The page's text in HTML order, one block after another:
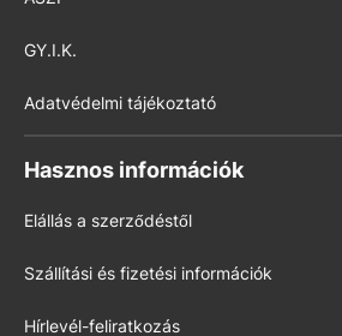
GY.I.K.
Adatvédelmi tájékoztató
Hasznos információk
Elállás a szerződéstől
Szállítási és fizetési információk
Hírlevél-feliratkozás